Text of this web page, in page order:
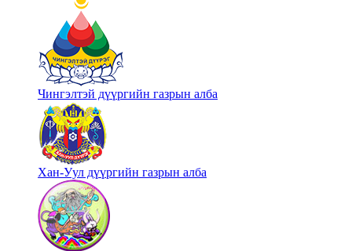
Чингэлтэй дүүргийн газрын алба
Хан-Уул дүүргийн газрын алба